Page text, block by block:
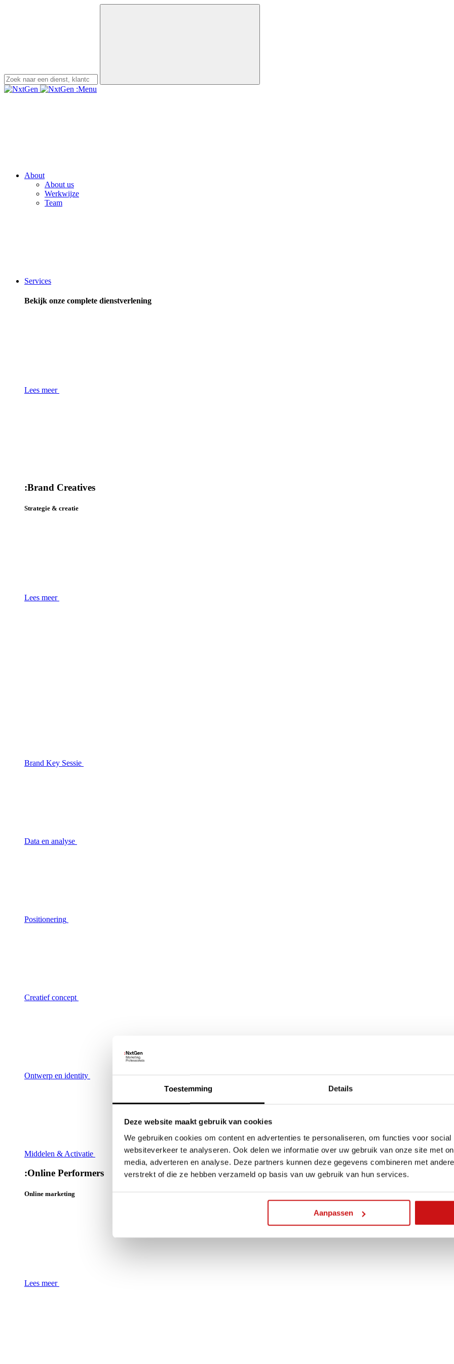
Toestemming Details
Deze website maakt gebruik van cookies
We gebruiken cookies om content en advertenties te personaliseren, om functies voor
websiteverkeer te analyseren. Ook delen we informatie over uw gebruik van onze site met
media, adverteren en analyse. Deze partners kunnen deze gegevens combineren met
verstrekt of die ze hebben verzameld op basis van uw gebruik van hun services.
Aanpassen
:Menu
About
About us
Werkwijze
Team
Services
Bekijk onze complete dienstverlening
Lees meer
:Brand Creatives
Strategie & creatie
Lees meer
Brand Key Sessie
Data en analyse
Positionering
Creatief concept
Ontwerp en identity
Middelen & Activatie
:Online Performers
Online marketing
Lees meer